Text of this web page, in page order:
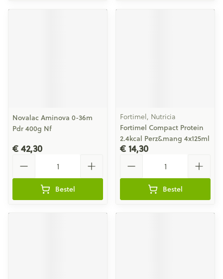
Novalac Aminova 0-36m
Pdr 400g Nf
€ 42,30
Bestel
Fortimel, Nutricia
Fortimel Compact Protein
2.4kcal Perz&mang 4x125ml
€ 14,30
Bestel